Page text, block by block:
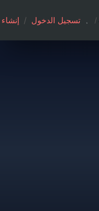
/ تسجيل الدخول /